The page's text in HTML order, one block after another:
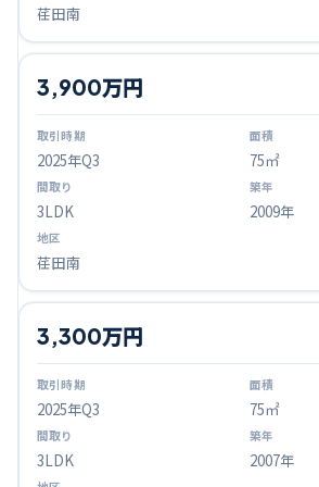
荏田南
2025年Q3
3,900万円
75㎡
3LDK 2009年
荏田南
2025年Q3
3,300万円
75㎡
3LDK 2007年